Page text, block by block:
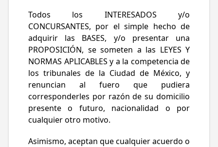
Todos los INTERESADOS y/o
CONCURSANTES, por el simple hecho de
adquirir las BASES, y/o presentar una
PROPOSICIÓN, se someten a las LEYES Y
NORMAS APLICABLES y a la competencia de
los tribunales de la Ciudad de México, y
renuncian al fuero que pudiera
corresponderles por razón de su domicilio
presente o futuro, nacionalidad o por
cualquier otro motivo.
Asimismo, aceptan que cualquier acuerdo o